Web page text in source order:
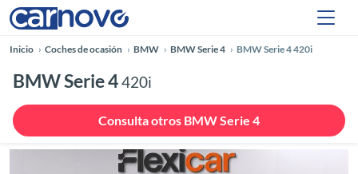
Inicio Coches de ocasión BMW BMW Serie 4 BMW Serie 4 420i
BMW Serie 4420i
Consulta otros BMW Serie 4